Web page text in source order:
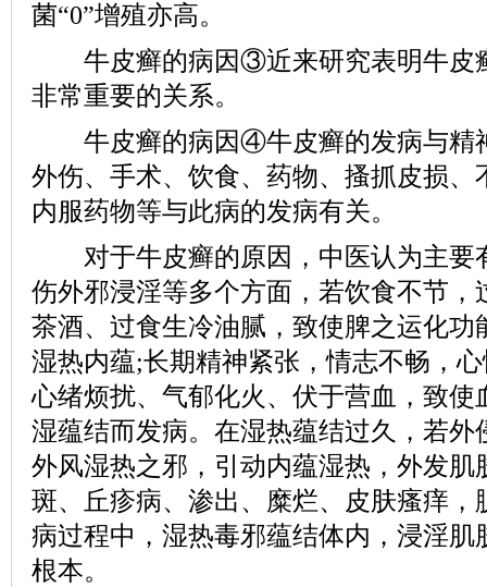
菌“0”增殖亦高。
牛皮癣的病因③近来研究表明牛皮
非常重要的关系。
牛皮癣的病因④牛皮癣的发病与精
外伤、手术、饮食、药物、搔抓皮损、
内服药物等与此病的发病有关。
对于牛皮癣的原因，中医认为主要
伤外邪浸淫等多个方面，若饮食不节，
茶酒、过食生冷油腻，致使脾之运化功
湿热内蕴;长期精神紧张，情志不畅，
心绪烦扰、气郁化火、伏于营血，致使
湿蕴结而发病。在湿热蕴结过久，若外
外风湿热之邪，引动内蕴湿热，外发肌
斑、丘疹病、渗出、糜烂、皮肤瘙痒，
病过程中，湿热毒邪蕴结体内，浸淫肌
根本。